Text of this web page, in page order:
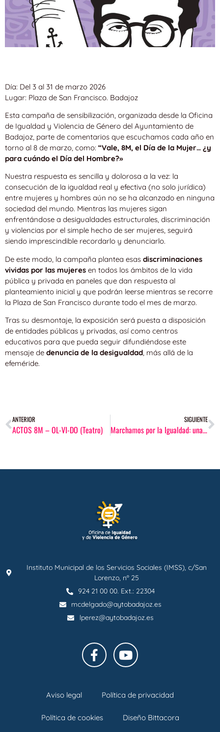
Día: Del 3 al 31 de marzo 2026
Lugar: Plaza de San Francisco. Badajoz
Esta campaña de sensibilización, organizada desde la Oficina
de Igualdad y Violencia de Género del Ayuntamiento de
Badajoz, parte de comentarios que escuchamos cada año en
torno al 8 de marzo, como: “Vale, 8M, el Día de la Mujer… ¿y
para cuándo el Día del Hombre?»
Nuestra respuesta es sencilla y dolorosa a la vez: la
consecución de la igualdad real y efectiva (no solo jurídica)
entre mujeres y hombres aún no se ha alcanzado en ninguna
sociedad del mundo. Mientras las mujeres sigan
enfrentándose a desigualdades estructurales, discriminación
y violencias por el simple hecho de ser mujeres, seguirá
siendo imprescindible recordarlo y denunciarlo.
De este modo, la campaña plantea esas discriminaciones
vividas por las mujeres en todos los ámbitos de la vida
pública y privada en paneles que dan respuesta al
planteamiento inicial y que podrán leerse mientras se recorre
la Plaza de San Francisco durante todo el mes de marzo.
Tras su desmontaje, la exposición será puesta a disposición
de entidades públicas y privadas, así como centros
educativos para que pueda seguir difundiéndose este
mensaje de denuncia de la desigualdad, más allá de la
efeméride.
ANTERIOR
ACTOS 8M – OL-VI-DO (Teatro)
SIGUIENTE
Marchamos por la Igualdad: una ruta senderista para unir generaciones
Instituto Municipal de los Servicios Sociales (IMSS), c/San
Lorenzo, nº 25
924 21 00 00. Ext.: 22304
mcdelgado@aytobadajoz.es
lperez@aytobadajoz.es
Aviso legal Política de privacidad
Política de cookies Diseño Bittacora